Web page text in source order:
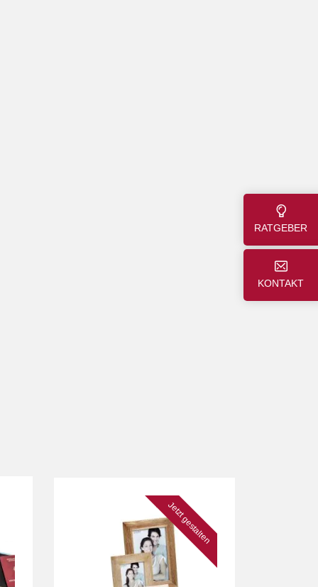
Jetzt gestalten
RATGEBER
KONTAKT